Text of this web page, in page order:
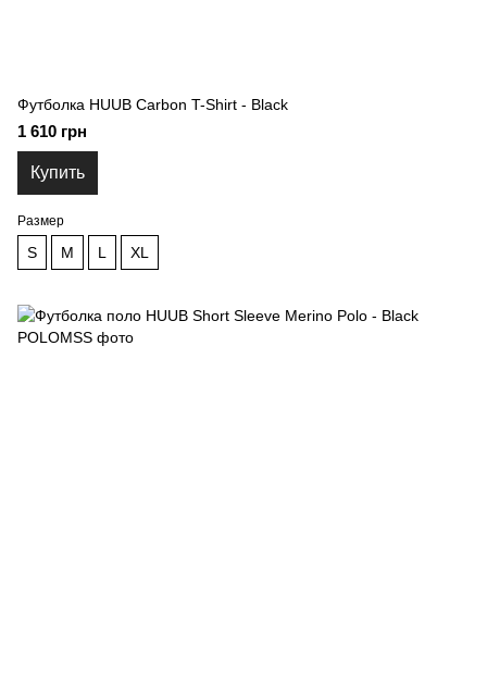
Футболка HUUB Carbon T-Shirt - Black
1 610 грн
Купить
Размер
S M L XL